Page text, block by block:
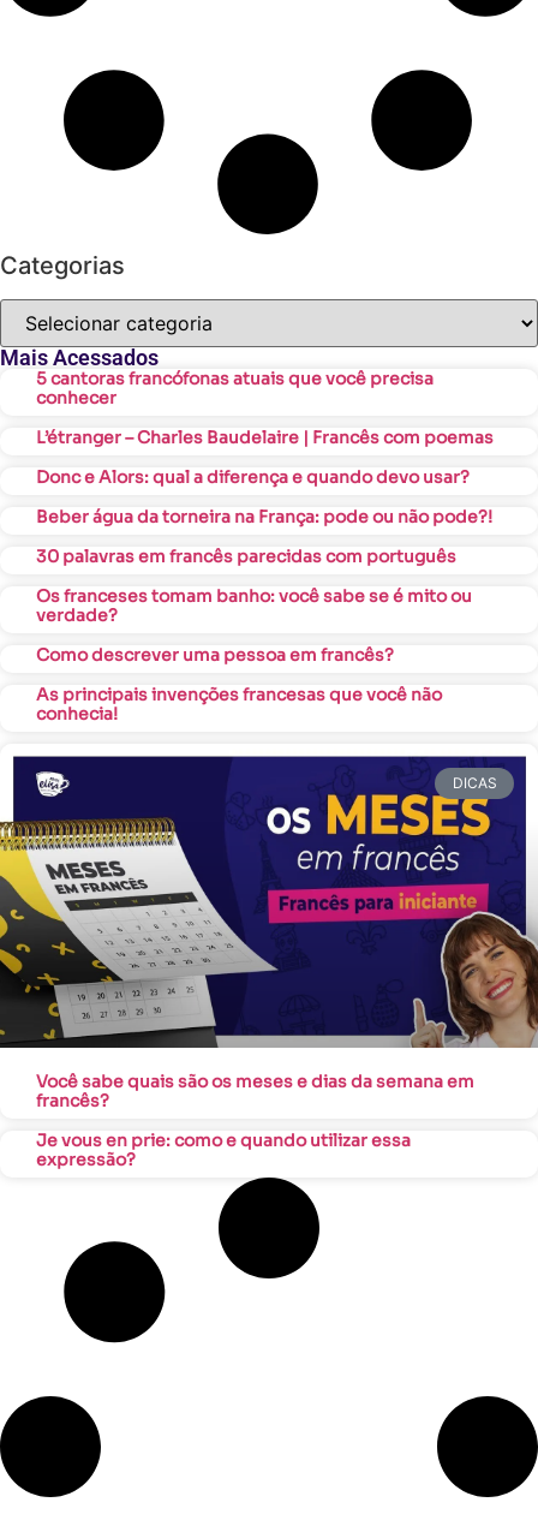
Categorias
Mais Acessados
5 cantoras francófonas atuais que você precisa
conhecer
L’étranger – Charles Baudelaire | Francês com poemas
Donc e Alors: qual a diferença e quando devo usar?
Beber água da torneira na França: pode ou não pode?!
30 palavras em francês parecidas com português
Os franceses tomam banho: você sabe se é mito ou
verdade?
Como descrever uma pessoa em francês?
As principais invenções francesas que você não
conhecia!
DICAS
Você sabe quais são os meses e dias da semana em
francês?
Je vous en prie: como e quando utilizar essa
expressão?